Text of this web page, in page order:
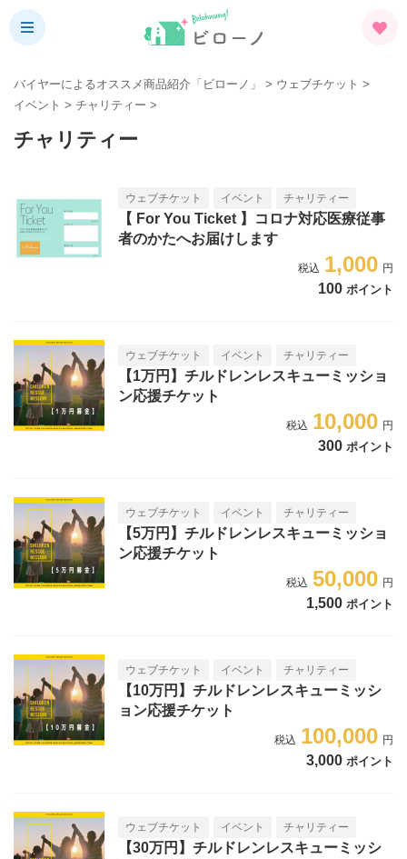
バイヤーによるオススメ商品紹介「ビローノ」 > ウェブチケット >
イベント > チャリティー >
チャリティー
ウェブチケット イベント チャリティー
【 For You Ticket 】コロナ対応医療従事
者のかたへお届けします
1,000
100 ポイント
ウェブチケット イベント チャリティー
【1万円】チルドレンレスキューミッショ
ン応援チケット
10,000
300 ポイント
ウェブチケット イベント チャリティー
【5万円】チルドレンレスキューミッショ
ン応援チケット
50,000
1,500 ポイント
ウェブチケット イベント チャリティー
【10万円】チルドレンレスキューミッシ
ョン応援チケット
100,000
3,000 ポイント
ウェブチケット イベント チャリティー
【30万円】チルドレンレスキューミッシ